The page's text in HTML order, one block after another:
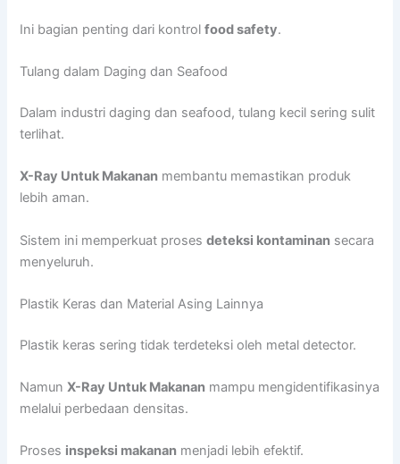
Ini bagian penting dari kontrolfood safety.
Tulang dalam Daging dan Seafood
Dalam industri daging dan seafood, tulang kecil sering sulit
terlihat.
X-Ray Untuk Makanan membantu memastikan produk
lebih aman.
Sistem ini memperkuat prosesdeteksi kontaminan secara
menyeluruh.
Plastik Keras dan Material Asing Lainnya
Plastik keras sering tidak terdeteksi oleh metal detector.
NamunX-Ray Untuk Makanan mampu mengidentifikasinya
melalui perbedaan densitas.
Proses inspeksi makanan menjadi lebih efektif.